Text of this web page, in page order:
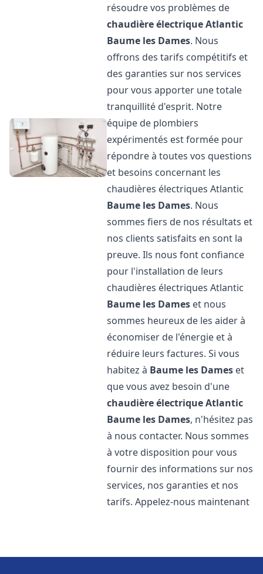
résoudre vos problèmes de
chaudière électrique Atlantic
Baume les Dames. Nous
offrons des tarifs compétitifs et
des garanties sur nos services
pour vous apporter une totale
tranquillité d'esprit. Notre
équipe de plombiers
expérimentés est formée pour
répondre à toutes vos questions
et besoins concernant les
chaudières électriques Atlantic
Baume les Dames. Nous
sommes fiers de nos résultats et
nos clients satisfaits en sont la
preuve. Ils nous font confiance
pour l'installation de leurs
chaudières électriques Atlantic
Baume les Dames et nous
sommes heureux de les aider à
économiser de l'énergie et à
réduire leurs factures. Si vous
habitez à Baume les Dames et
que vous avez besoin d'une
chaudière électrique Atlantic
Baume les Dames, n'hésitez pas
à nous contacter. Nous sommes
à votre disposition pour vous
fournir des informations sur nos
services, nos garanties et nos
tarifs. Appelez-nous maintenant